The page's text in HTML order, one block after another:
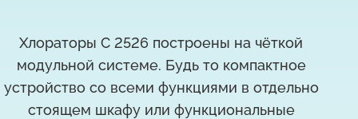
Хлораторы C 2526 построены на чёткой
модульной системе. Будь то компактное
устройство со всеми функциями в отдельно
стоящем шкафу или функциональные